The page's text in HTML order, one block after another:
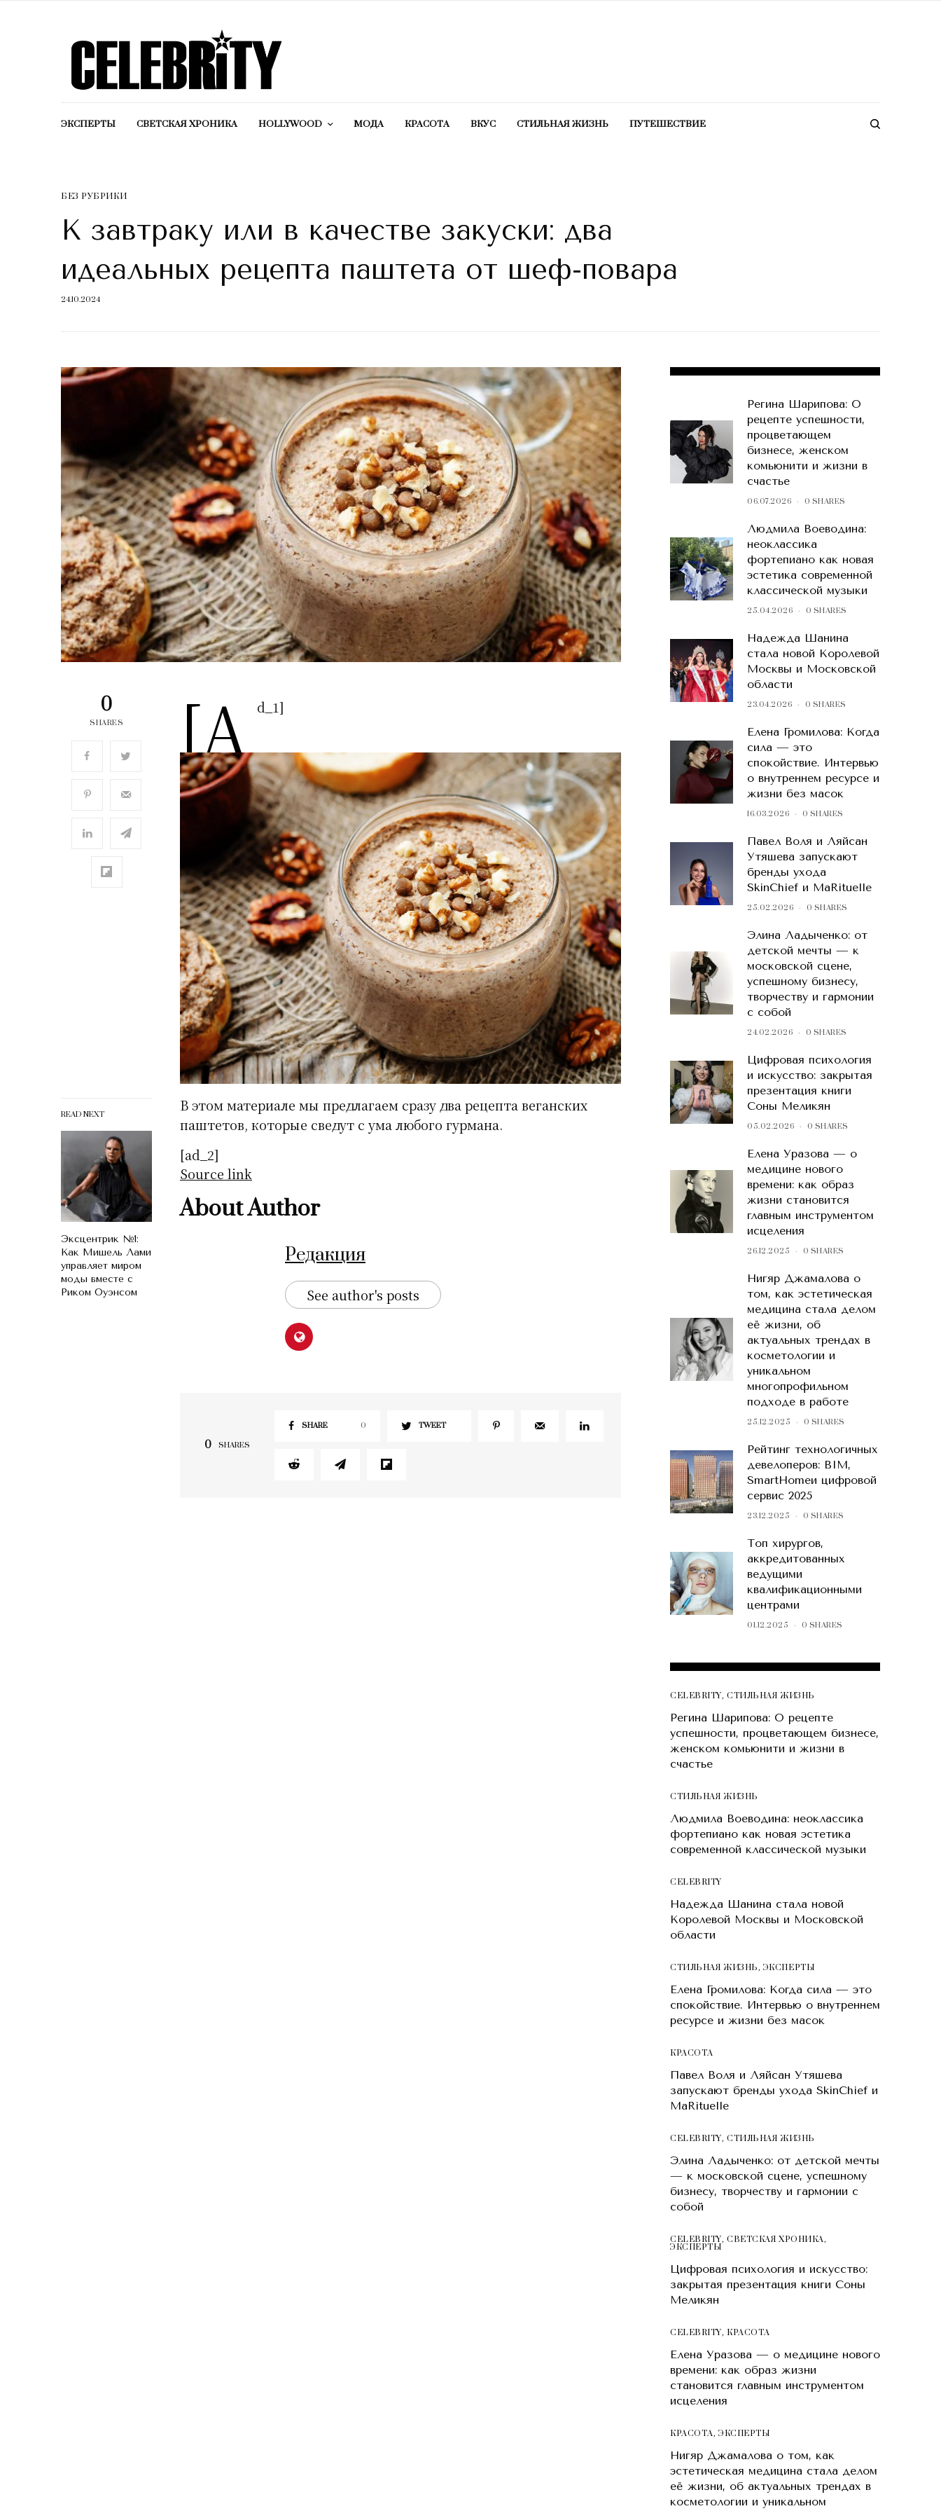
ЭКСПЕРТЫ СВЕТСКАЯ ХРОНИКА HOLLYWOOD МОДА КРАСОТA ВКУС СТИЛЬНАЯ ЖИЗНЬ ПУТЕШЕСТВИЕ
БЕЗ РУБРИКИ
К завтраку или в качестве закуски: два
идеальных рецепта паштета от шеф-повара
24.10.2024
0
SHARES
READ NEXT
Эксцентрик №1:
Как Мишель Лами
управляет миром
моды вместе с
Риком Оуэнсом
[a d_1]
В этом материале мы предлагаем сразу два рецепта веганских
паштетов, которые сведут с ума любого гурмана.
[ad_2]
Source link
About Author
Редакция
See author's posts
0 SHARES
SHARE 0 TWEET
Регина Шарипова: О
рецепте успешности,
процветающем
бизнесе, женском
комьюнити и жизни в
счастье
06.07.2026 0 SHARES
Людмила Воеводина:
неоклассика
фортепиано как новая
эстетика современной
классической музыки
25.04.2026 0 SHARES
Надежда Шанина
стала новой Королевой
Москвы и Московской
области
23.04.2026 0 SHARES
Елена Громилова: Когда
сила — это
спокойствие. Интервью
о внутреннем ресурсе и
жизни без масок
16.03.2026 0 SHARES
Павел Воля и Ляйсан
Утяшева запускают
бренды ухода
SkinChief и MaRituelle
25.02.2026 0 SHARES
Элина Ладыченко: от
детской мечты — к
московской сцене,
успешному бизнесу,
творчеству и гармонии
с собой
24.02.2026 0 SHARES
Цифровая психология
и искусство: закрытая
презентация книги
Соны Меликян
05.02.2026 0 SHARES
Елена Уразова — о
медицине нового
времени: как образ
жизни становится
главным инструментом
исцеления
26.12.2025 0 SHARES
Нигяр Джамалова о
том, как эстетическая
медицина стала делом
её жизни, об
актуальных трендах в
косметологии и
уникальном
многопрофильном
подходе в работе
25.12.2025 0 SHARES
Рейтинг технологичных
девелоперов: BIM,
SmartHomeи цифровой
сервис 2025
23.12.2025 0 SHARES
Топ хирургов,
аккредитованных
ведущими
квалификационными
центрами
01.12.2025 0 SHARES
CELEBRITY,СТИЛЬНАЯ ЖИЗНЬ
Регина Шарипова: О рецепте
успешности, процветающем бизнесе,
женском комьюнити и жизни в
счастье
СТИЛЬНАЯ ЖИЗНЬ
Людмила Воеводина: неоклассика
фортепиано как новая эстетика
современной классической музыки
CELEBRITY
Надежда Шанина стала новой
Королевой Москвы и Московской
области
СТИЛЬНАЯ ЖИЗНЬ, ЭКСПЕРТЫ
Елена Громилова: Когда сила — это
спокойствие. Интервью о внутреннем
ресурсе и жизни без масок
КРАСОТA
Павел Воля и Ляйсан Утяшева
запускают бренды ухода SkinChief и
MaRituelle
CELEBRITY,СТИЛЬНАЯ ЖИЗНЬ
Элина Ладыченко: от детской мечты
— к московской сцене, успешному
бизнесу, творчеству и гармонии с
собой
CELEBRITY,СВЕТСКАЯ ХРОНИКА,
ЭКСПЕРТЫ
Цифровая психология и искусство:
закрытая презентация книги Соны
Меликян
CELEBRITY, КРАСОТA
Елена Уразова — о медицине нового
времени: как образ жизни
становится главным инструментом
исцеления
КРАСОТA, ЭКСПЕРТЫ
Нигяр Джамалова о том, как
эстетическая медицина стала делом
её жизни, об актуальных трендах в
косметологии и уникальном